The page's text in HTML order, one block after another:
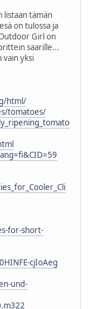
listaan tämän
on tulossa ja
Girl on
saarille...
vain yksi
html/
tomatoes/
for-short-
cjIoAeg
und-